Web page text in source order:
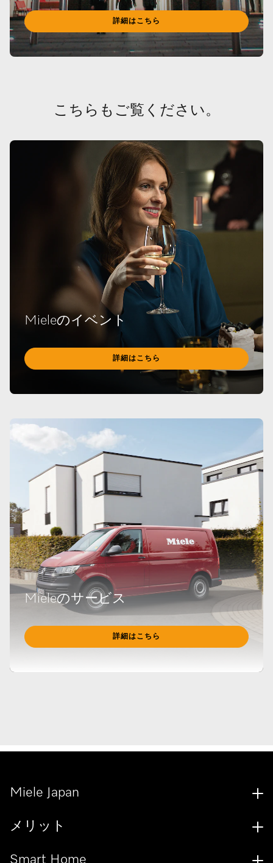
詳細はこちら
こちらもご覧ください。
Mieleのイベント
詳細はこちら
Mieleのサービス
詳細はこちら
Miele Japan
メリット
Smart Home